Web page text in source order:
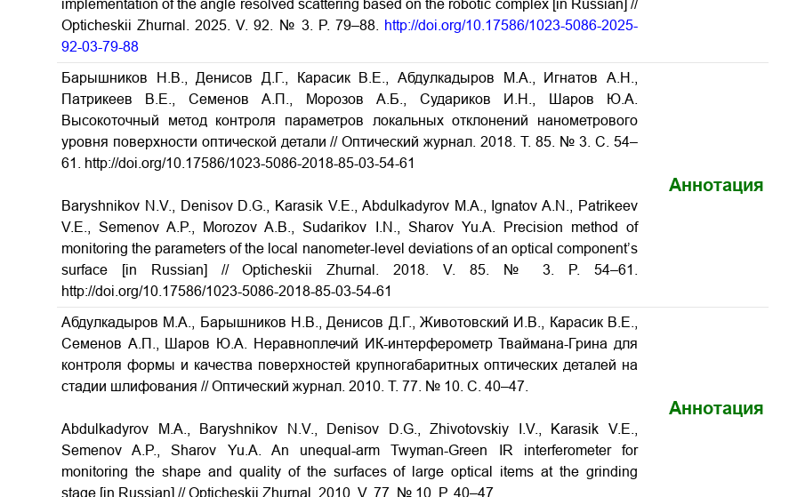
implementation of the angle resolved scattering based on the robotic complex [in Russian] //
Opticheskii Zhurnal. 2025. V. 92. № 3. P. 79–88.
http://doi.org/10.17586/1023-5086-2025-
92-03-79-88
Барышников Н.В., Денисов Д.Г., Карасик В.Е., Абдулкадыров М.А., Игнатов А.Н.,
Патрикеев В.Е., Семенов А.П., Морозов А.Б., Судариков И.Н., Шаров Ю.А.
Высокоточный метод контроля параметров локальных отклонений нанометрового
уровня поверхности оптической детали// Оптический журнал. 2018. Т. 85. № 3. С. 54–
61. http://doi.org/10.17586/1023-5086-2018-85-03-54-61
Baryshnikov N.V., Denisov D.G., Karasik V.E., Abdulkadyrov M.A., Ignatov A.N., Patrikeev
V.E., Semenov A.P., Morozov A.B., Sudarikov I.N., Sharov Yu.A. Precision method of
monitoring the parameters of the local nanometer-level deviations of an optical component’s
surface
[in Russian] // Opticheskii Zhurnal. 2018. V. 85. № 3. P. 54–61.
http://doi.org/10.17586/1023-5086-2018-85-03-54-61
Аннотация
Абдулкадыров М.А., Барышников Н.В., Денисов Д.Г., Животовский И.В., Карасик В.Е.,
Семенов А.П., Шаров Ю.А. Неравноплечий ИК-интерферометр Тваймана-Грина для
контроля формы и качества поверхностей крупногабаритных оптических деталей на
стадии шлифования // Оптический журнал. 2010. Т. 77. № 10. С. 40–47.
Abdulkadyrov M.A., Baryshnikov N.V., Denisov D.G., Zhivotovskiy I.V., Karasik V.E.,
Semenov A.P., Sharov Yu.A. An unequal-arm Twyman-Green IR interferometer for
monitoring the shape and quality of the surfaces of large optical items at the grinding
stage [in Russian] // Opticheskii Zhurnal. 2010. V. 77. № 10. P. 40–47.
Аннотация